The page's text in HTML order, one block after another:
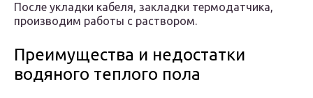
После укладки кабеля, закладки термодатчика,
производим работы с раствором.
Преимущества и недостатки
водяного теплого пола